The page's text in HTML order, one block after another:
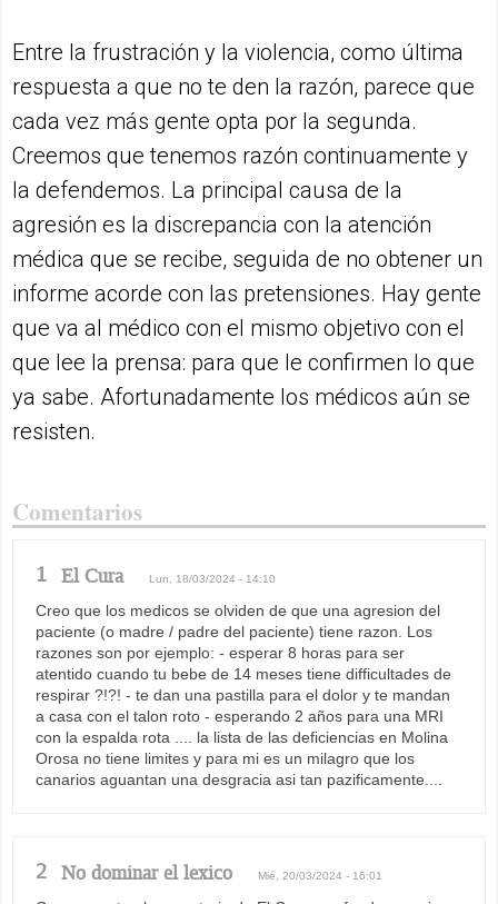
Entre la frustración y la violencia, como última
respuesta a que no te den la razón, parece que
cada vez más gente opta por la segunda.
Creemos que tenemos razón continuamente y
la defendemos. La principal causa de la
agresión es la discrepancia con la atención
médica que se recibe, seguida de no obtener un
informe acorde con las pretensiones. Hay gente
que va al médico con el mismo objetivo con el
que lee la prensa: para que le confirmen lo que
ya sabe. Afortunadamente los médicos aún se
resisten.
Comentarios
1 El Cura Lun, 18/03/2024 - 14:10
Creo que los medicos se olviden de que una agresion del
paciente (o madre / padre del paciente) tiene razon. Los
razones son por ejemplo: - esperar 8 horas para ser
atentido cuando tu bebe de 14 meses tiene difficultades de
respirar ?!?! - te dan una pastilla para el dolor y te mandan
a casa con el talon roto - esperando 2 años para una MRI
con la espalda rota .... la lista de las deficiencias en Molina
Orosa no tiene limites y para mi es un milagro que los
canarios aguantan una desgracia asi tan pazificamente....
2 No dominar el lexico Mié, 20/03/2024 - 16:01